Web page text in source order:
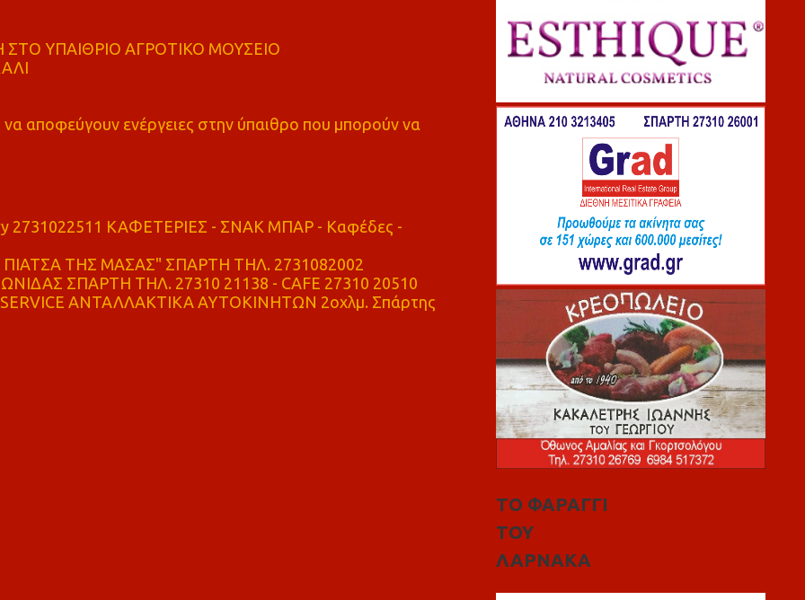
ΥΠΑΙΘΡΙΟ ΑΓΡΟΤΙΚΟ ΜΟΥΣΕΙΟ
αποφεύγουν ενέργειες στην ύπαιθρο που μπορούν να
2731022511 ΚΑΦΕΤΕΡΙΕΣ - ΣΝΑΚ ΜΠΑΡ - Καφέδες -
ΤΗΣ ΜΑΣΑΣ" ΣΠΑΡΤΗ ΤΗΛ. 2731082002
ΣΠΑΡΤΗ ΤΗΛ. 27310 21138 - CAFE 27310 20510
ΑΝΤΑΛΛΑΚΤΙΚΑ ΑΥΤΟΚΙΝΗΤΩΝ 2οχλμ. Σπάρτης
ΤΟ ΦΑΡΑΓΓΙ
ΤΟΥ
ΛΑΡΝΑΚΑ